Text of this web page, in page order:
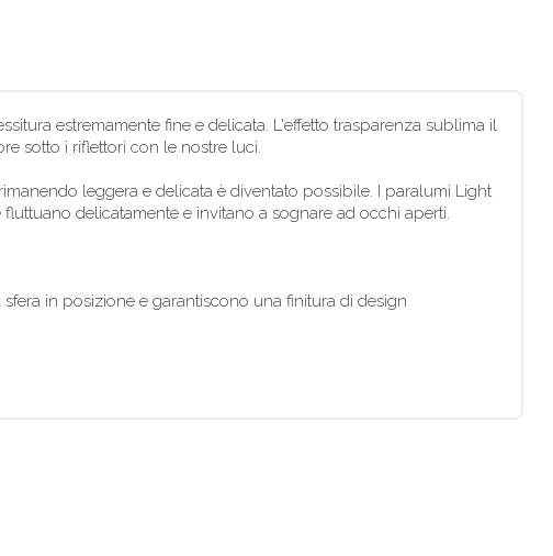
estremamente fine e delicata. L'effetto trasparenza sublima il
sotto i riflettori con le nostre luci.
leggera e delicata è diventato possibile. I paralumi Light
delicatamente e invitano a sognare ad occhi aperti.
in posizione e garantiscono una finitura di design